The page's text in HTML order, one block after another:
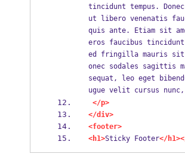
tincidunt tempus.
ut libero venenatis
quis ante. Etiam sit
eros faucibus
ed fringilla mauris sit
onec sodales sagittis
sequat, leo eget
ugue velit cursus nunc,
</p>
</div>
<footer>
<h1>Sticky Footer</